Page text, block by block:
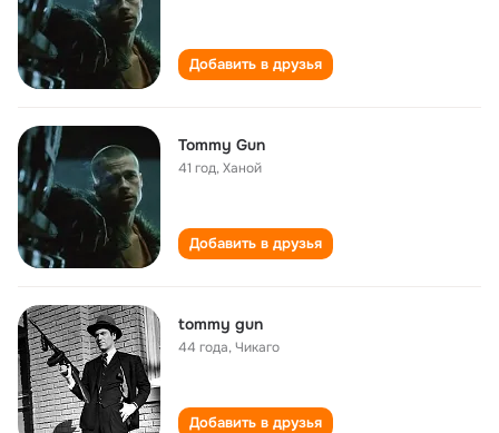
Добавить в друзья
Tommy Gun
41 год,Ханой
Добавить в друзья
tommy gun
44 года,Чикаго
Добавить в друзья